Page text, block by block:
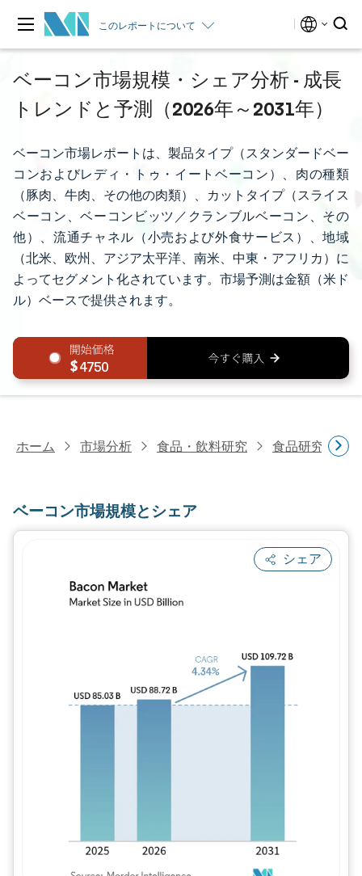
このレポートについて
ベーコン市場規模・シェア分析 - 成長
トレンドと予測（2026年～2031年）
ベーコン市場レポートは、製品タイプ（スタンダードベー
コンおよびレディ・トゥ・イートベーコン）、肉の種類
（豚肉、牛肉、その他の肉類）、カットタイプ（スライス
ベーコン、ベーコンビッツ／クランブルベーコン、その
他）、流通チャネル（小売および外食サービス）、地域
（北米、欧州、アジア太平洋、南米、中東・アフリカ）に
よってセグメント化されています。市場予測は金額（米ド
ル）ベースで提供されます。
4750
ホーム 市場分析 食品・飲料研究 食品研究
ベーコン市場規模とシェア
シェア